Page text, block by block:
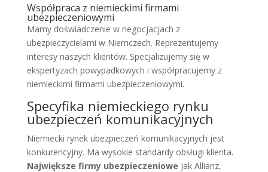
Współpraca z niemieckimi firmami
ubezpieczeniowymi
Mamy doświadczenie w negocjacjach z
ubezpieczycielami w Niemczech. Reprezentujemy
interesy naszych klientów. Specjalizujemy się w
ekspertyzach powypadkowych i współpracujemy z
niemieckimi firmami ubezpieczeniowymi.
Specyfika niemieckiego rynku
ubezpieczeń komunikacyjnych
Niemiecki rynek ubezpieczeń komunikacyjnych jest
konkurencyjny. Ma wysokie standardy obsługi klienta.
Największe firmy ubezpieczeniowe jak Allianz,